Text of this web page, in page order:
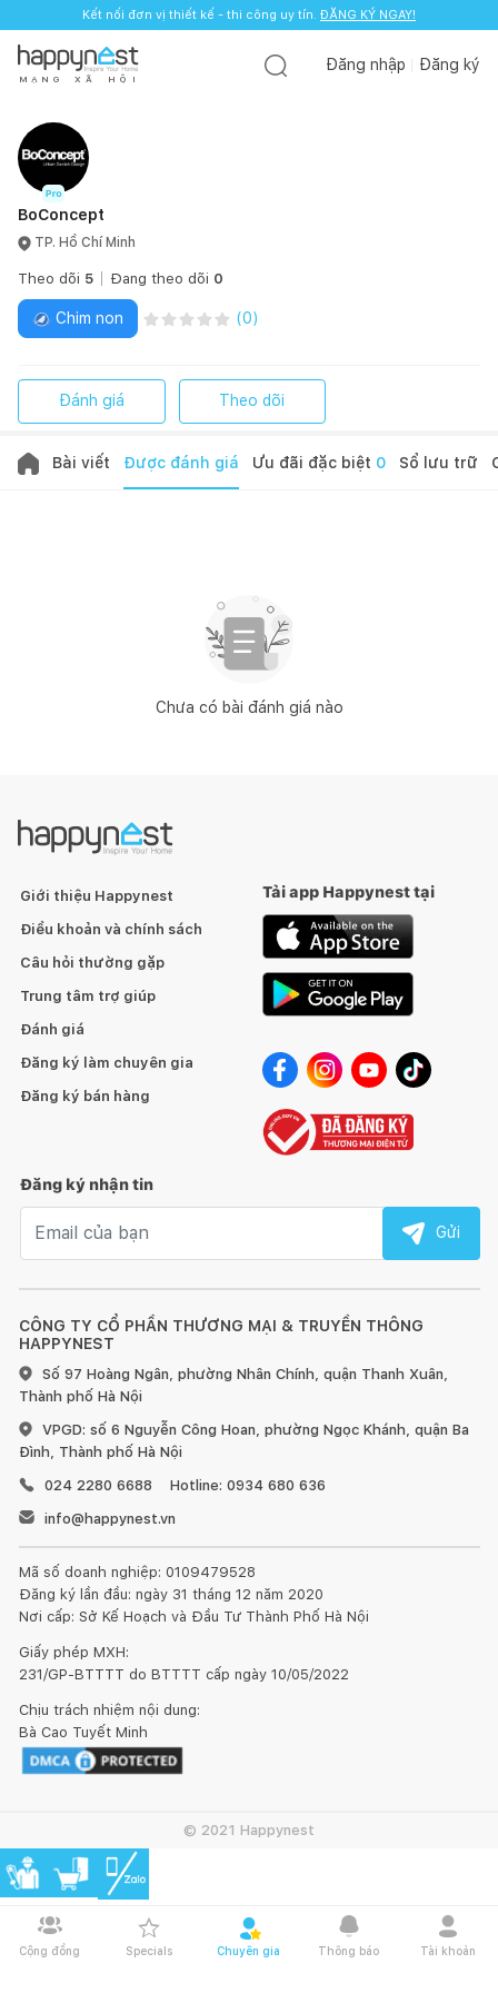
Kết nối đơn vị thiết kế - thi công uy tín. ĐĂNG KÝ NGAY!
M Ạ N G X Ã H Ộ I
Đăng nhập Đăng ký
Cộng đồng Specials Chuyên gia Thông báo Tài khoản
BoConcept
TP. Hồ Chí Minh
Theo dõi 5 Đang theo dõi 0
Chim non (0)
Đánh giá Theo dõi
Bài viết Được đánh giá Ưu đãi đặc biệt 0 Sổ lưu trữ
Chưa có bài đánh giá nào
CÔNG TY CỔ PHẦN THƯƠNG MẠI & TRUYỀN THÔNG
HAPPYNEST
Số 97 Hoàng Ngân, phường Nhân Chính, quận Thanh Xuân,
Thành phố Hà Nội
VPGD: số 6 Nguyễn Công Hoan, phường Ngọc Khánh, quận Ba
Đình, Thành phố Hà Nội
024 2280 6688
Hotline: 0934 680 636
info@happynest.vn
Mã số doanh nghiệp: 0109479528
Đăng ký lần đầu: ngày 31 tháng 12 năm 2020
Nơi cấp: Sở Kế Hoạch và Đầu Tư Thành Phố Hà Nội
Giấy phép MXH:
231/GP-BTTTT do BTTTT cấp ngày 10/05/2022
Chịu trách nhiệm nội dung:
Bà Cao Tuyết Minh
Giới thiệu Happynest
Điều khoản và chính sách
Câu hỏi thường gặp
Trung tâm trợ giúp
Đánh giá
Đăng ký làm chuyên gia
Đăng ký bán hàng
Tải app Happynest tại
Đăng ký nhận tin
Gửi
© 2021 Happynest